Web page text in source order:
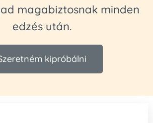
magabiztosnak minden
edzés után.
kipróbálni